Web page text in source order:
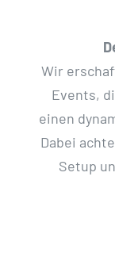
Wir
Events,
einen
Dabei
Setup